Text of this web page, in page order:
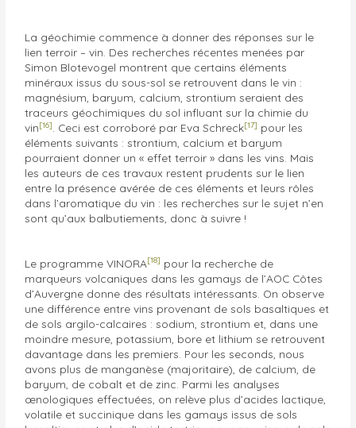
La géochimie commence à donner des réponses sur le
lien terroir – vin. Des recherches récentes menées par
Simon Blotevogel montrent que certains éléments
minéraux issus du sous-sol se retrouvent dans le vin :
magnésium, baryum, calcium, strontium seraient des
traceurs géochimiques du sol influant sur la chimie du
vin[16] . Ceci est corroboré par Eva Schreck[17] pour les
éléments suivants : strontium, calcium et baryum
pourraient donner un « effet terroir » dans les vins. Mais
les auteurs de ces travaux restent prudents sur le lien
entre la présence avérée de ces éléments et leurs rôles
dans l’aromatique du vin : les recherches sur le sujet n’en
sont qu’aux balbutiements, donc à suivre !
Le programme VINORA[18] pour la recherche de
marqueurs volcaniques dans les gamays de l’AOC Côtes
d’Auvergne donne des résultats intéressants. On observe
une différence entre vins provenant de sols basaltiques et
de sols argilo-calcaires : sodium, strontium et, dans une
moindre mesure, potassium, bore et lithium se retrouvent
davantage dans les premiers. Pour les seconds, nous
avons plus de manganèse (majoritaire), de calcium, de
baryum, de cobalt et de zinc. Parmi les analyses
œnologiques effectuées, on relève plus d’acides lactique,
volatile et succinique dans les gamays issus de sols